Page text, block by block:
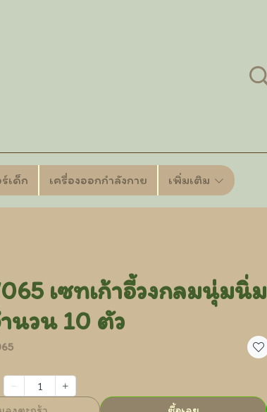
เด็ก เครื่องออกกำลังกาย เพิ่มเติม
เซทเก้าอี้วงกลมนุ่มนิ่ม
นวน 10 ตัว